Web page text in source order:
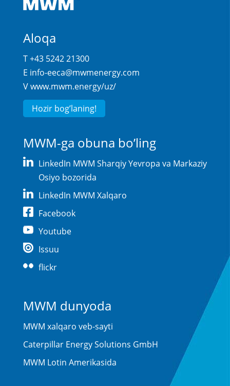
Aloqa
T +43 5242 21300
E info-eeca@mwmenergy.com
Vwww.mwm.energy/uz/
Hozir bog’laning!
MWM-ga obuna bo’ling
LinkedIn MWM Sharqiy Yevropa va Markaziy
Osiyo bozorida
LinkedIn MWM Xalqaro
Facebook
Youtube
Issuu
flickr
MWM dunyoda
MWM xalqaro veb-sayti
Caterpillar Energy Solutions GmbH
MWM Lotin Amerikasida